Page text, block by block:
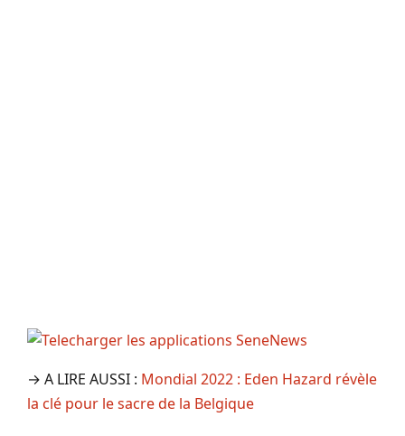
→ A LIRE AUSSI : Mondial 2022 : Eden Hazard révèle
la clé pour le sacre de la Belgique